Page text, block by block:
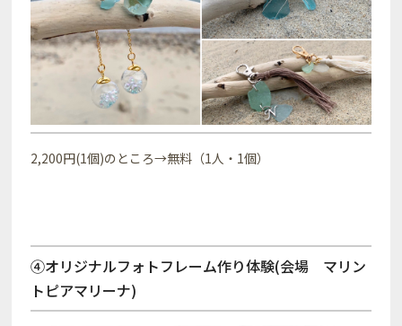
2,200円(1個)のところ→無料（1人・1個）
④オリジナルフォトフレーム作り体験(会場 マリン
トピアマリーナ)